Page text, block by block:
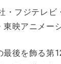
・フジテレ
映アニメー
最後を飾る第